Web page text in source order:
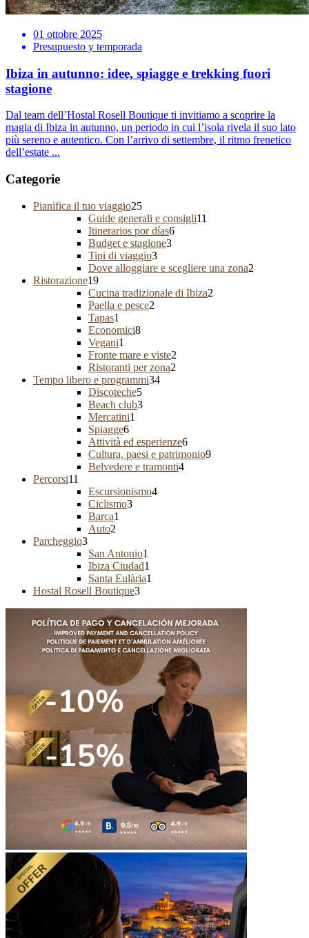
01 ottobre 2025
Presupuesto y temporada
Ibiza in autunno: idee, spiagge e trekking fuori
stagione
Dal team dell’Hostal Rosell Boutique ti invitiamo a scoprire la
magia di Ibiza in autunno, un periodo in cui l’isola rivela il suo lato
più sereno e autentico. Con l’arrivo di settembre, il ritmo frenetico
dell’estate ...
Categorie
Pianifica il tuo viaggio25
Guide generali e consigli11
Itinerarios por días6
Budget e stagione3
Tipi di viaggio3
Dove alloggiare e scegliere una zona2
Ristorazione19
Cucina tradizionale di Ibiza2
Paella e pesce2
Tapas1
Economici8
Vegani1
Fronte mare e viste2
Ristoranti per zona2
Tempo libero e programmi34
Discoteche5
Beach club3
Mercatini1
Spiagge6
Attività ed esperienze6
Cultura, paesi e patrimonio9
Belvedere e tramonti4
Percorsi11
Escursionismo4
Ciclismo3
Barca1
Auto2
Parcheggio3
San Antonio1
Ibiza Ciudad1
Santa Eulària1
Hostal Rosell Boutique3